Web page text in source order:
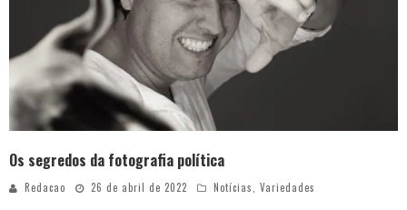
Os segredos da fotografia política
Redacao 26 de abril de 2022 Notícias, Variedades